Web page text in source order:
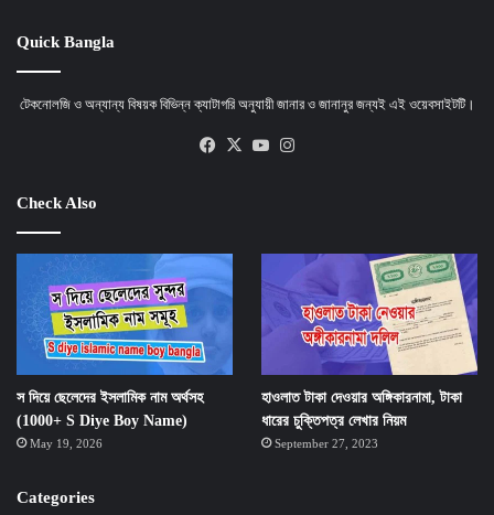
Quick Bangla
টেকনোলজি ও অন্যান্য বিষয়ক বিভিন্ন ক্যাটাগরি অনুযায়ী জানার ও জানানুর জন্যই এই ওয়েবসাইটটি।
Facebook
X YouTube
Check Also
স দিয়ে ছেলেদের ইসলামিক নাম অর্থসহ
(1000+ S Diye Boy Name)
May 19, 2026
হাওলাত টাকা দেওয়ার অঙ্গিকারনামা, টাকা
ধারের চুক্তিপত্র লেখার নিয়ম
September 27, 2023
Categories